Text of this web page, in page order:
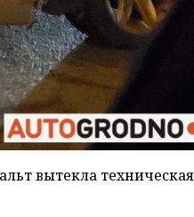
вытекла техническая